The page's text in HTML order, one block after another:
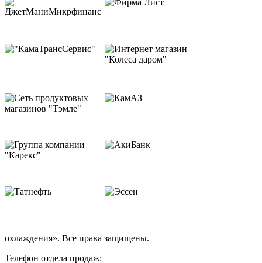
охлаждения». Все права защищены.
Телефон отдела продаж: